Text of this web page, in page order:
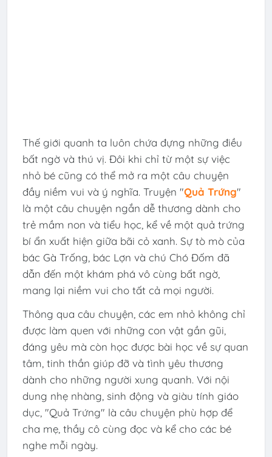
Thế giới quanh ta luôn chứa đựng những điều
bất ngờ và thú vị. Đôi khi chỉ từ một sự việc
nhỏ bé cũng có thể mở ra một câu chuyện
đầy niềm vui và ý nghĩa. Truyện "Quả Trứng"
là một câu chuyện ngắn dễ thương dành cho
trẻ mầm non và tiểu học, kể về một quả trứng
bí ẩn xuất hiện giữa bãi cỏ xanh. Sự tò mò của
bác Gà Trống, bác Lợn và chú Chó Đốm đã
dẫn đến một khám phá vô cùng bất ngờ,
mang lại niềm vui cho tất cả mọi người.
Thông qua câu chuyện, các em nhỏ không chỉ
được làm quen với những con vật gần gũi,
đáng yêu mà còn học được bài học về sự quan
tâm, tinh thần giúp đỡ và tình yêu thương
dành cho những người xung quanh. Với nội
dung nhẹ nhàng, sinh động và giàu tính giáo
dục, "Quả Trứng" là câu chuyện phù hợp để
cha mẹ, thầy cô cùng đọc và kể cho các bé
nghe mỗi ngày.